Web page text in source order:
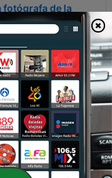
fotógrafa de la
la delgadez
la vida de
el biogás